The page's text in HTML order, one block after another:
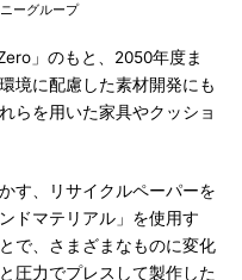
ーグループ
」のもと、2050年度ま
境に配慮した素材開発にも
らを用いた家具やクッショ
す、リサイクルペーパーを
ドマテリアル」を使用す
で、さまざまなものに変化
圧力でプレスして製作した